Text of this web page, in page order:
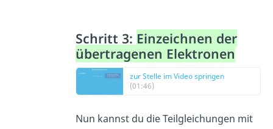
Schritt 3: Einzeichnen der
übertragenen Elektronen
zur Stelle im Video springen
(01:46)
Nun kannst du die Teilgleichungen mit